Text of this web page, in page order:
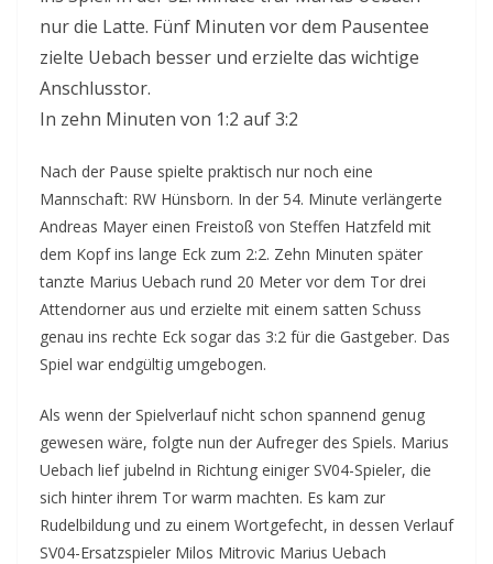
nur die Latte. Fünf Minuten vor dem Pausentee
zielte Uebach besser und erzielte das wichtige
Anschlusstor.
In zehn Minuten von 1:2 auf 3:2
Nach der Pause spielte praktisch nur noch eine
Mannschaft: RW Hünsborn. In der 54. Minute verlängerte
Andreas Mayer einen Freistoß von Steffen Hatzfeld mit
dem Kopf ins lange Eck zum 2:2. Zehn Minuten später
tanzte Marius Uebach rund 20 Meter vor dem Tor drei
Attendorner aus und erzielte mit einem satten Schuss
genau ins rechte Eck sogar das 3:2 für die Gastgeber. Das
Spiel war endgültig umgebogen.
Als wenn der Spielverlauf nicht schon spannend genug
gewesen wäre, folgte nun der Aufreger des Spiels. Marius
Uebach lief jubelnd in Richtung einiger SV04-Spieler, die
sich hinter ihrem Tor warm machten. Es kam zur
Rudelbildung und zu einem Wortgefecht, in dessen Verlauf
SV04-Ersatzspieler Milos Mitrovic Marius Uebach